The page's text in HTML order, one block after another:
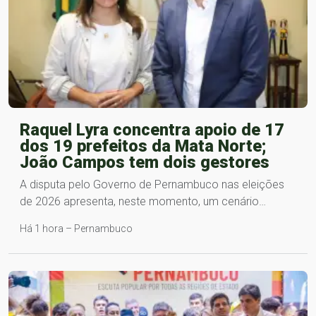
Raquel Lyra concentra apoio de 17
dos 19 prefeitos da Mata Norte;
João Campos tem dois gestores
A disputa pelo Governo de Pernambuco nas eleições
de 2026 apresenta, neste momento, um cenário…
Há 1 hora – Pernambuco